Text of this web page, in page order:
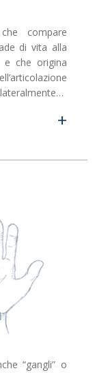
compare
di vita alla
e che origina
+
“gangli” o